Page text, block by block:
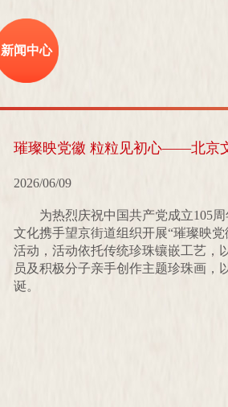
新闻中心
璀璨映党徽 粒粒见初心——北京
2026/06/09
为热烈庆祝中国共产党成立105
文化携手望京街道组织开展“璀璨映党
活动，活动依托传统珍珠镶嵌工艺，
员及积极分子亲手创作主题珍珠画，
诞。